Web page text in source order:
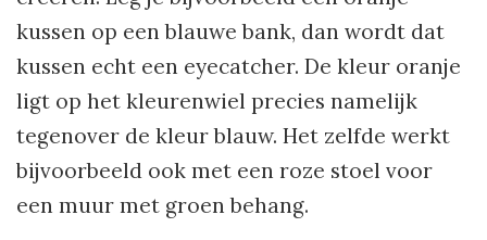
kussen op een blauwe bank, dan wordt dat
kussen echt een eyecatcher. De kleur oranje
ligt op het kleurenwiel precies namelijk
tegenover de kleur blauw. Het zelfde werkt
bijvoorbeeld ook met een roze stoel voor
een muur met groen behang.